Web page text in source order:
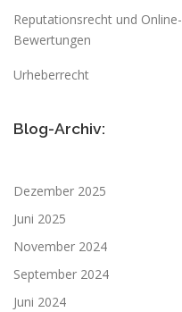
Reputationsrecht und Online-
Bewertungen
Urheberrecht
Blog-Archiv:
Dezember 2025
Juni 2025
November 2024
September 2024
Juni 2024